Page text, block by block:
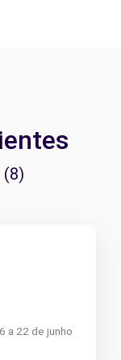
(8)
a 22 de junho